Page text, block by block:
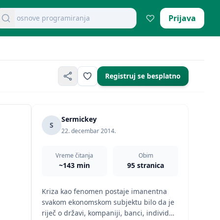
dokumente
osnove programiranja
Prijava
Registruj se besplatno
S
Sermickey
22. decembar 2014.
Vreme čitanja
~143 min
Obim
95 stranica
Kriza kao fenomen postaje imanentna
svakom ekonomskom subjektu bilo da je
riječ o državi, kompaniji, banci, individui.